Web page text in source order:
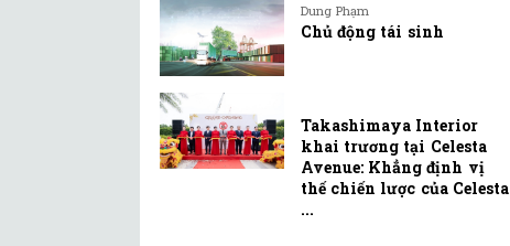
Dung Phạm
Chủ động tái sinh
Takashimaya Interior
khai trương tại Celesta
Avenue: Khẳng định vị
thế chiến lược của Celesta
...